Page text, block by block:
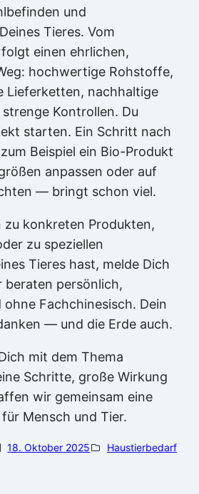
und
Tieres. Vom
einen ehrlichen,
hochwertige Rohstoffe,
Lieferketten, nachhaltige
Kontrollen. Du
starten. Ein Schritt nach
Beispiel ein Bio-Produkt
anpassen oder auf
— bringt schon viel.
zu konkreten Produkten,
zu speziellen
Tieres hast, melde Dich
beraten persönlich,
Fachchinesisch. Dein
— und die Erde auch.
mit dem Thema
Schritte, große Wirkung
wir gemeinsam eine
Mensch und Tier.
18. Oktober 2025 Haustierbedarf